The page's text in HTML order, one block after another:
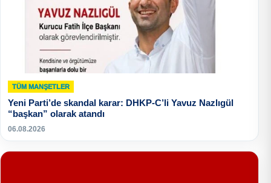
TÜM MANŞETLER
Yeni Parti’de skandal karar: DHKP-C’li Yavuz Nazlıgül
“başkan” olarak atandı
06.08.2026